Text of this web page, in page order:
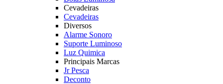
Cevadeiras
Cevadeiras
Diversos
Alarme Sonoro
Suporte Luminoso
Luz Quimica
Principais Marcas
Jr Pesca
Deconto